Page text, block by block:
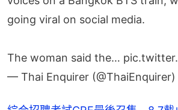
going viral on social media.
— Thai Enquirer (@ThaiEnquirer)